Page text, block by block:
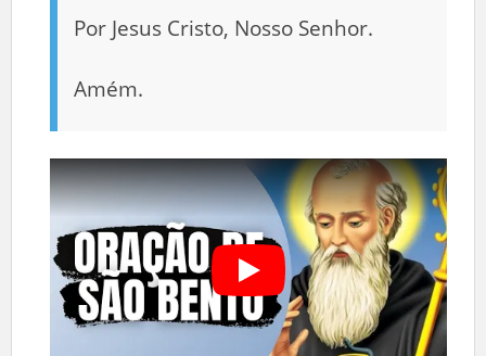
Por Jesus Cristo, Nosso Senhor.
Amém.